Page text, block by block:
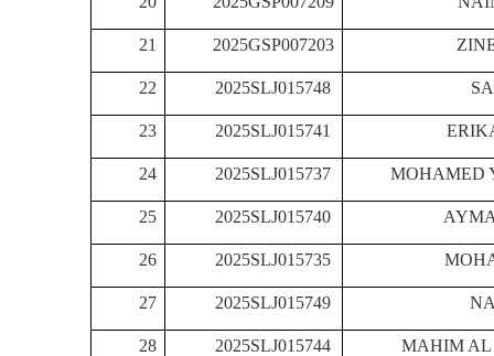
21 2025GSP007203
22 2025SLJ015748
23 2025SLJ015741
24 2025SLJ015737 MOHAMED
25 2025SLJ015740
26 2025SLJ015735
27 2025SLJ015749
28 2025SLJ015744 MAHIM